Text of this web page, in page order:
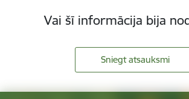
Vai šī informācija bija
Sniegt atsauksmi